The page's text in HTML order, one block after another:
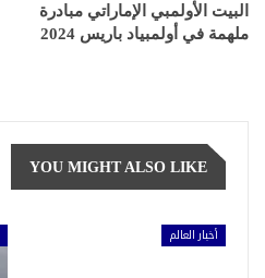
البيت الأولمبي الإماراتي مبادرة
ملهمة في أولمبياد باريس 2024
YOU MIGHT ALSO LIKE
أخبار العالم